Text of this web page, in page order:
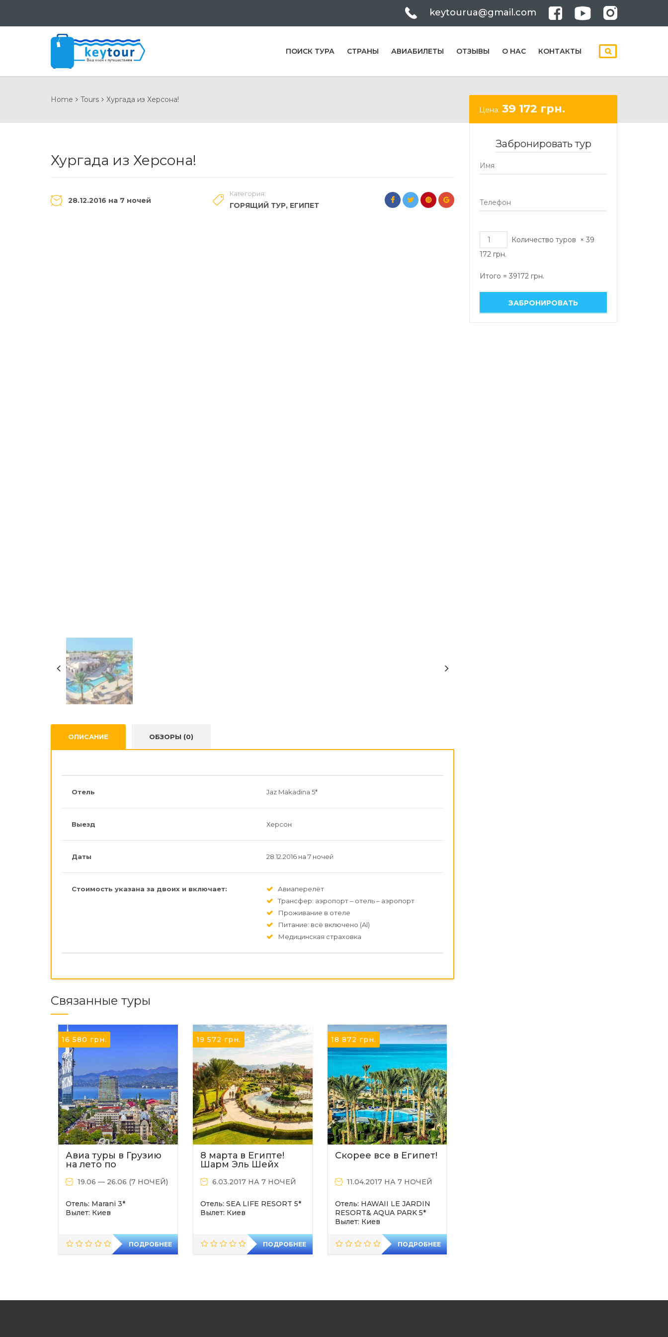
keytourua@gmail.com
ПОИСК ТУРА СТРАНЫ АВИАБИЛЕТЫ ОТЗЫВЫ О НАС КОНТАКТЫ
Home Tours Хургада из Херсона!
Хургада из Херсона!
28.12.2016 на 7 ночей
Категория:
ГОРЯЩИЙ ТУР, ЕГИПЕТ
ОПИСАНИЕ ОБЗОРЫ (0)
Отель Jaz Makadina 5*
Выезд Херсон
Даты 28.12.2016 на 7 ночей
Стоимость указана за двоих и включает:
Авиаперелёт
Трансфер: аэропорт – отель – аэропорт
Проживание в отеле
Питание: всё включено (Al)
Медицинская страховка
Связанные туры
16 580 грн.
Авиа туры в Грузию
на лето по
19.06 — 26.06 (7 НОЧЕЙ)
Отель: Marani 3*
Вылет: Киев
ПОДРОБНЕЕ
19 572 грн.
8 марта в Египте!
Шарм Эль Шейх
6.03.2017 НА 7 НОЧЕЙ
Отель: SEA LIFE RESORT 5*
Вылет: Киев
ПОДРОБНЕЕ
18 872 грн.
Скорее все в Египет!
11.04.2017 НА 7 НОЧЕЙ
Отель: HAWAII LE JARDIN
RESORT& AQUA PARK 5*
Вылет: Киев
ПОДРОБНЕЕ
Цена: 39 172 грн.
Забронировать тур
Количество туров ×39
172 грн.
Итого =39172 грн.